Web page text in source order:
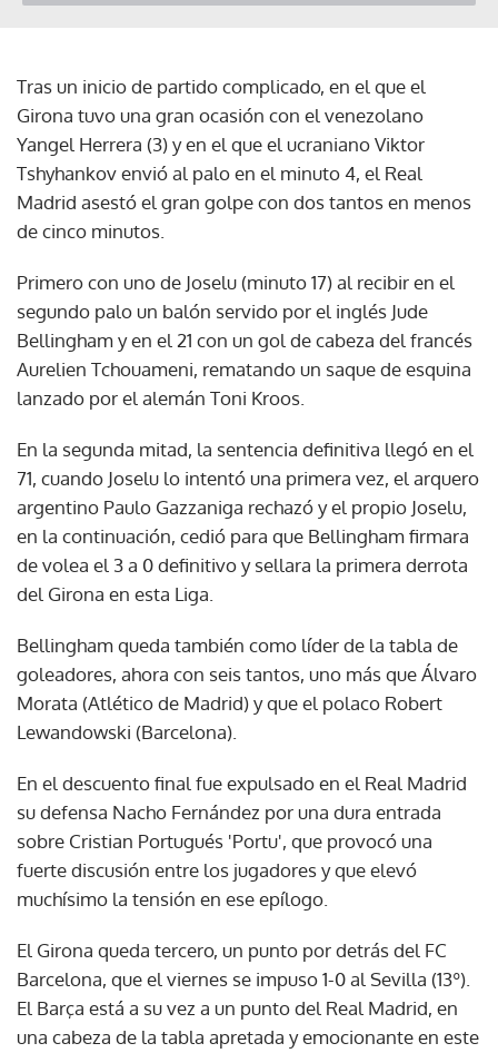
Tras un inicio de partido complicado, en el que el
Girona tuvo una gran ocasión con el venezolano
Yangel Herrera (3) y en el que el ucraniano Viktor
Tshyhankov envió al palo en el minuto 4, el Real
Madrid asestó el gran golpe con dos tantos en menos
de cinco minutos.
Primero con uno de Joselu (minuto 17) al recibir en el
segundo palo un balón servido por el inglés Jude
Bellingham y en el 21 con un gol de cabeza del francés
Aurelien Tchouameni, rematando un saque de esquina
lanzado por el alemán Toni Kroos.
En la segunda mitad, la sentencia definitiva llegó en el
71, cuando Joselu lo intentó una primera vez, el arquero
argentino Paulo Gazzaniga rechazó y el propio Joselu,
en la continuación, cedió para que Bellingham firmara
de volea el 3 a 0 definitivo y sellara la primera derrota
del Girona en esta Liga.
Bellingham queda también como líder de la tabla de
goleadores, ahora con seis tantos, uno más que Álvaro
Morata (Atlético de Madrid) y que el polaco Robert
Lewandowski (Barcelona).
En el descuento final fue expulsado en el Real Madrid
su defensa Nacho Fernández por una dura entrada
sobre Cristian Portugués 'Portu', que provocó una
fuerte discusión entre los jugadores y que elevó
muchísimo la tensión en ese epílogo.
El Girona queda tercero, un punto por detrás del FC
Barcelona, que el viernes se impuso 1-0 al Sevilla (13º).
El Barça está a su vez a un punto del Real Madrid, en
una cabeza de la tabla apretada y emocionante en este